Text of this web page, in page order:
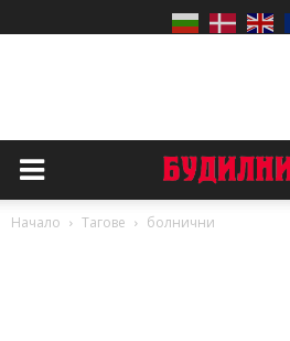
Начало Тагове болнични